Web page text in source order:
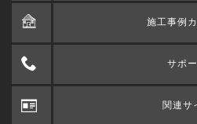
施工事例
サポ
関連サ